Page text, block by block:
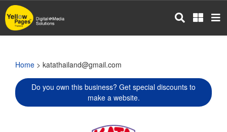
Skip
to
main
Home > katathailand@gmail.com
Do you own this business? Get special discounts to
make a website.